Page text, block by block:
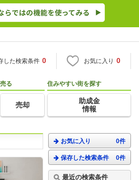
した検索条件 0 お気に入り 0
売る
売却
住みやすい街を探す
助成金
情報
お気に入り 0件
保存した検索条件 0件
最近の検索条件